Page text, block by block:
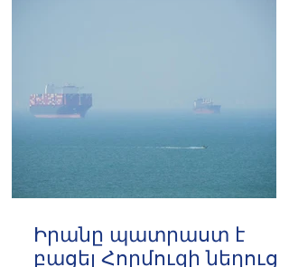
Իրանը պատրաստ է
բացել Հորմուզի նեղուցը,